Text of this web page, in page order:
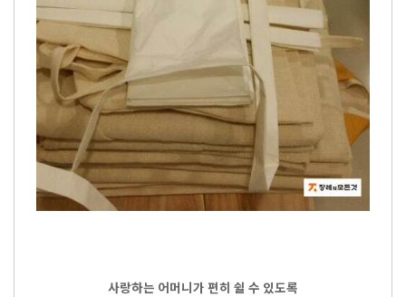
사랑하는 어머니가 편히 쉴 수 있도록